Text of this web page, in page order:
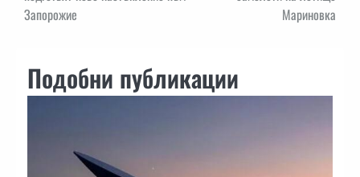
Запорожие
Мариновка
Подобни публикации